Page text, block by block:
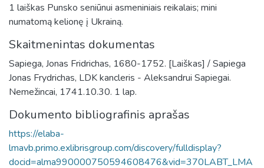
1 laiškas Punsko seniūnui asmeniniais reikalais; mini
numatomą kelionę į Ukrainą.
Skaitmenintas dokumentas
Sapiega, Jonas Fridrichas, 1680-1752. [Laiškas] / Sapiega
Jonas Frydrichas, LDK kancleris - Aleksandrui Sapiegai.
Nemežincai, 1741.10.30. 1 lap.
Dokumento bibliografinis aprašas
https://elaba-
lmavb.primo.exlibrisgroup.com/discovery/fulldisplay?
docid=alma990000750594608476&vid=370LABT_LMA